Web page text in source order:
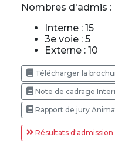
Nombres d'admis :
Interne : 15
3e voie : 5
Externe : 10
Télécharger la
Note de cadrage
Rapport de jury
Résultats d'admission